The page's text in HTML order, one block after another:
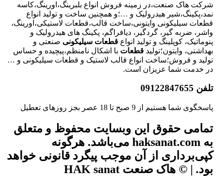
شرکت هاک صنعت،در زمینه فروش انواع بلبرینگ،اورینگ،کاسه
نمد،پکینگ،شیر هیدرولیک و …؛و همچنین ساخت و تولید انواع
قطعات سیلیکونی وایتونی،ساخت قالب،قطعات لاستیکی،اورینگ،
واشر، ضربه گیر، گردگیر، دیافراگم، پکینگ های هیدرولیک و
پنوماتیک، کوپلینگ و تولید انواع قطعات سیلیکونی صنعتی و
بهداشتی، وایتون؛تولید قطعات با اشکال نامنظم،پیچیده و حساس
تولید و فروش؛ساخت انواع قالب لاستیک و قطعات سیلیکونی و …
در خدمت شما عزیزان است.
تلفن 09122847655
پاسخگوی شما هستیم از 9 صبح تا 18 عصر بجز روزهای تعطیل
تمامی حقوق این وبسایت محفوظ و متعلق
به haksanat.com می‌باشد. هرگونه
کپی‌برداری از آن موجب پیگرد قانونی خواهد
بود. | © هاک صنعت HAK sanat